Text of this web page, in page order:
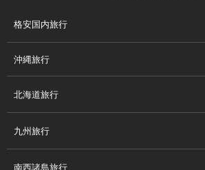
格安国内旅行
沖縄旅行
北海道旅行
九州旅行
南西諸島旅行